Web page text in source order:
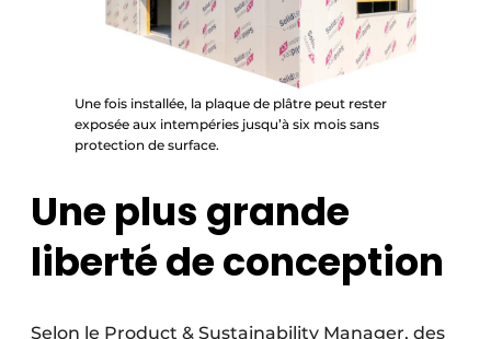
Une fois installée, la plaque de plâtre peut rester
exposée aux intempéries jusqu’à six mois sans
protection de surface.
Une plus grande
liberté de conception
Selon le Product & Sustainability Manager, des